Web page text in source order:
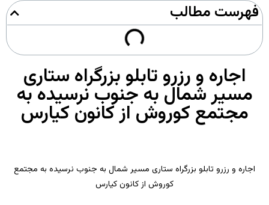
فهرست مطالب
اجاره و رزرو تابلو بزرگراه ستاری
مسیر شمال به جنوب نرسیده به
مجتمع کوروش از کانون کیارس
اجاره و رزرو تابلو بزرگراه ستاری مسیر شمال به جنوب نرسیده به مجتمع
کوروش از کانون کیارس